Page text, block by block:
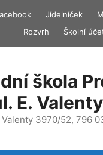
Jídelníček
Rozvrh
Školní
škola
E.
Valenty 3970/52, 796